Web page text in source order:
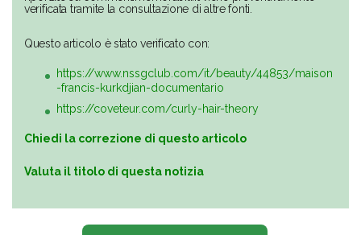
verificata tramite la consultazione di altre fonti.
Questo articolo è stato verificato con:
https://www.nssgclub.com/it/beauty/44853/maison
-francis-kurkdjian-documentario
https://coveteur.com/curly-hair-theory
Chiedi la correzione di questo articolo
Valuta il titolo di questa notizia